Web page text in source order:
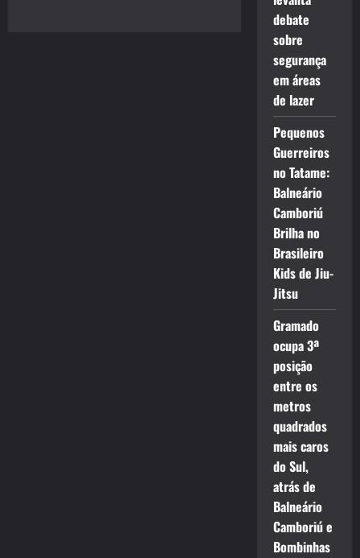
debate
sobre
segurança
em áreas
de lazer
Pequenos
Guerreiros
no Tatame:
Balneário
Camboriú
Brilha no
Brasileiro
Kids de Jiu-
Jitsu
Gramado
ocupa 3ª
posição
entre os
metros
quadrados
mais caros
do Sul,
atrás de
Balneário
Camboriú e
Bombinhas